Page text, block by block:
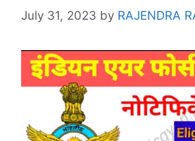
July 31, 2023 by RAJENDRA